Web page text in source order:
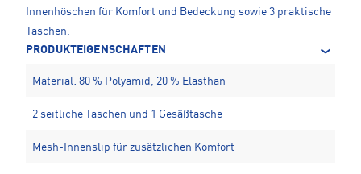
Innenhöschen für Komfort und Bedeckung sowie 3 praktische
Taschen.
PRODUKTEIGENSCHAFTEN
Material: 80 % Polyamid, 20 % Elasthan
2 seitliche Taschen und 1 Gesäßtasche
Mesh-Innenslip für zusätzlichen Komfort